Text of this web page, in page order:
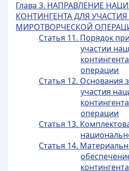
Глава 3. НАПРАВЛЕНИЕ
КОНТИНГЕНТА ДЛЯ УЧАСТИЯ
МИРОТВОРЧЕСКОЙ
Статья 11. Порядок
участии
операции
Статья 12. Основания
участия
операции
Статья 13.
Статья 14.
контингента